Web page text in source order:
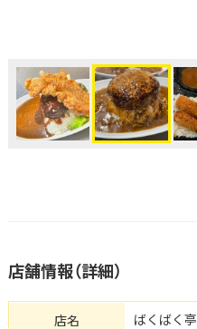
店舗情報（詳細）
店名 ばくばく亭